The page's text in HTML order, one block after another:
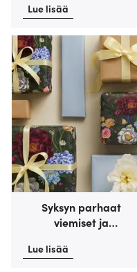
Lue lisää
Syksyn parhaat
viemiset ja
Lue lisää